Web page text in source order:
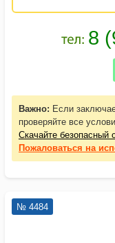
Важно: Если
проверяйте все
Скачайте безопасный
Пожаловаться на
№ 4484